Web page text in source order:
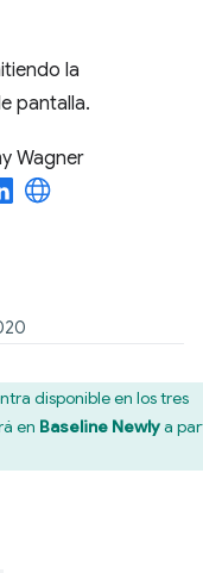
la
pantalla.
Wagner
disponible en los tres
en Baseline Newlya